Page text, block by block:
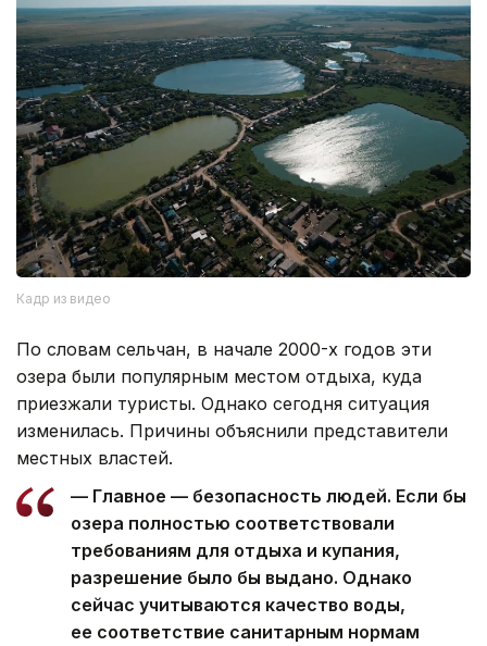
Кадр из видео
По словам сельчан, в начале 2000-х годов эти
озера были популярным местом отдыха, куда
приезжали туристы. Однако сегодня ситуация
изменилась. Причины объяснили представители
местных властей.
— Главное — безопасность людей. Если бы
озера полностью соответствовали
требованиям для отдыха и купания,
разрешение было бы выдано. Однако
сейчас учитываются качество воды,
ее соответствие санитарным нормам